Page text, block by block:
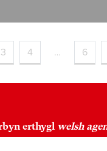
3 4 … 6
erthygl welsh